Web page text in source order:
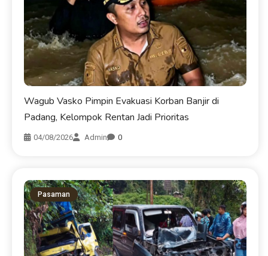
Wagub Vasko Pimpin Evakuasi Korban Banjir di
Padang, Kelompok Rentan Jadi Prioritas
04/08/2026 Admin 0
Pasaman